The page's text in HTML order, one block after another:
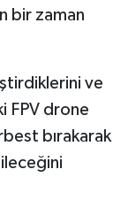
bir zaman
ve
FPV drone
bırakarak